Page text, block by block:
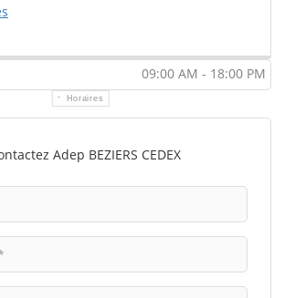
09:00 AM - 18:00 PM
Horaires
Adep BEZIERS CEDEX